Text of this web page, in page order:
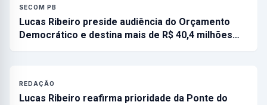
SECOM PB
Lucas Ribeiro preside audiência do Orçamento
Democrático e destina mais de R$ 40,4 milhões…
REDAÇÃO
Lucas Ribeiro reafirma prioridade da Ponte do